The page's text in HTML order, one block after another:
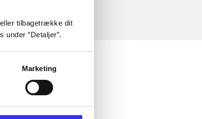
tilbagetrække dit
”Detaljer”.
Marketing